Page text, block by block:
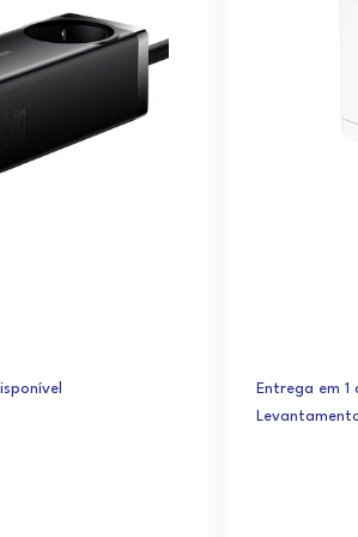
Entrega em 1